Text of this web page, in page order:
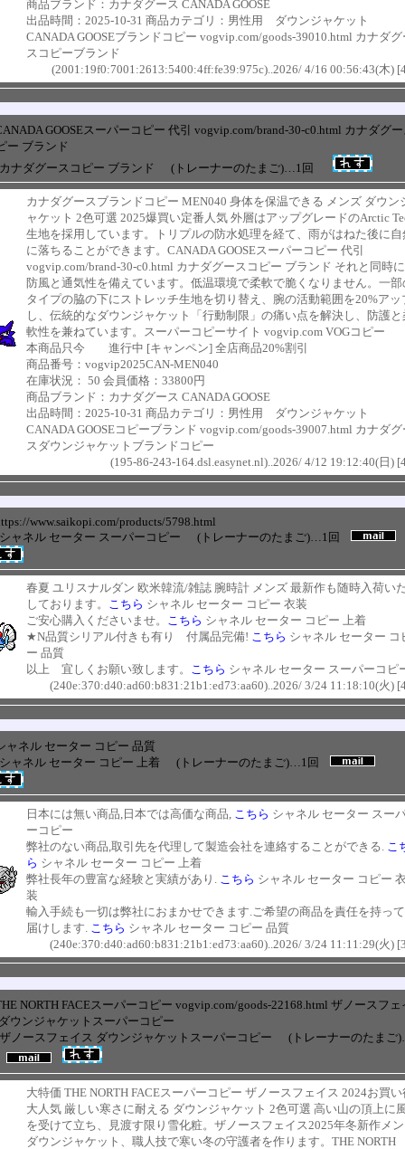
商品ブランド：カナダグース CANADA GOOSE
出品時間：2025-10-31 商品カテゴリ：男性用 ダウンジャケット
CANADA GOOSEブランドコピー vogvip.com/goods-39010.html カナダグ
スコピーブランド
(2001:19f0:7001:2613:5400:4ff:fe39:975c)..2026/ 4/16 00:56:43(木)
GOOSEスーパーコピー 代引 vogvip.com/brand-30-c0.html カナダグー
ー ブランド
ナダグースコピー ブランド
(トレーナーのたまご)…1回
カナダグースブランドコピー MEN040 身体を保温できる メンズ ダウン
ャケット 2色可選 2025爆買い定番人気 外層はアップグレードのArctic
生地を採用しています。トリプルの防水処理を経て、雨がはねた後に自
に落ちることができます。CANADA GOOSEスーパーコピー 代引
vogvip.com/brand-30-c0.html カナダグースコピー ブランド それと同時に
防風と通気性を備えています。低温環境で柔軟で脆くなりません。一部
タイプの脇の下にストレッチ生地を切り替え、腕の活動範囲を20%アッ
し、伝統的なダウンジャケット「行動制限」の痛い点を解決し、防護と
軟性を兼ねています。スーパーコピーサイト vogvip.com VOGコピー
本商品只今 進行中 [キャンペン] 全店商品20%割引
商品番号：vogvip2025CAN-MEN040
在庫状況： 50 会員価格：33800円
商品ブランド：カナダグース CANADA GOOSE
出品時間：2025-10-31 商品カテゴリ：男性用 ダウンジャケット
CANADA GOOSEコピーブランド vogvip.com/goods-39007.html カナダグ
スダウンジャケットブランドコピー
(195-86-243-164.dsl.easynet.nl)..2026/ 4/12 19:12:40(日)
www.saikopi.com/products/5798.html
ャネル セーター スーパーコピー
(トレーナーのたまご)…1回
春夏 ユリスナルダン 欧米韓流/雑誌 腕時計 メンズ 最新作も随時入荷い
しております。 こちら シャネル セーター コピー 衣装
ご安心購入くださいませ。 こちら シャネル セーター コピー 上着
★N品質シリアル付きも有り 付属品完備! こちら シャネル セーター コ
ー 品質
以上 宜しくお願い致します。 こちら シャネル セーター スーパーコピ
(240e:370:d40:ad60:b831:21b1:ed73:aa60)..2026/ 3/24 11:18:10(火)
ャネル セーター コピー 品質
ャネル セーター コピー 上着
(トレーナーのたまご)…1回
日本には無い商品,日本では高価な商品, こちら シャネル セーター スー
ーコピー
弊社のない商品,取引先を代理して製造会社を連絡することができる.
こ
ら シャネル セーター コピー 上着
弊社長年の豊富な経験と実績があり.
こちら シャネル セーター コピー 衣
装
輸入手続も一切は弊社におまかせできます.ご希望の商品を責任を持っ
届けします.
こちら シャネル セーター コピー 品質
(240e:370:d40:ad60:b831:21b1:ed73:aa60)..2026/ 3/24 11:11:29(火)
NORTH FACEスーパーコピー vogvip.com/goods-22168.html ザノースフェ
ウンジャケットスーパーコピー
ノースフェイス ダウンジャケットスーパーコピー
(トレーナーのたまご
大特価 THE NORTH FACEスーパーコピー ザノースフェイス 2024お買い
大人気 厳しい寒さに耐える ダウンジャケット 2色可選 高い山の頂上に
を受けて立ち、見渡す限り雪化粧。ザノースフェイス2025年冬新作メ
ダウンジャケット、職人技で寒い冬の守護者を作ります。THE NORTH